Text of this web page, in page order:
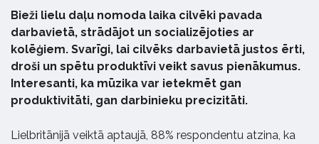
Bieži lielu daļu nomoda laika cilvēki pavada
darbavietā, strādājot un socializējoties ar
kolēģiem. Svarīgi, lai cilvēks darbavietā justos ērti,
droši un spētu produktīvi veikt savus pienākumus.
Interesanti, ka mūzika var ietekmēt gan
produktivitāti, gan darbinieku precizitāti.
Lielbritānijā veiktā aptaujā, 88% respondentu atzina, ka